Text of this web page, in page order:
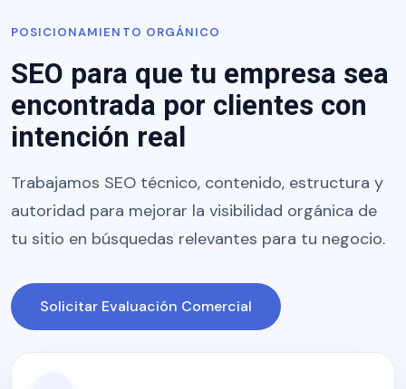
POSICIONAMIENTO ORGÁNICO
SEO para que tu empresa sea
encontrada por clientes con
intención real
Trabajamos SEO técnico, contenido, estructura y
autoridad para mejorar la visibilidad orgánica de
tu sitio en búsquedas relevantes para tu negocio.
Solicitar Evaluación Comercial